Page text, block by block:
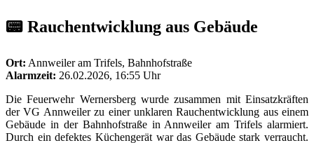
📟 Rauchentwicklung aus Gebäude
Ort: Annweiler am Trifels, Bahnhofstraße
Alarmzeit: 26.02.2026, 16:55 Uhr
Die Feuerwehr Wernersberg wurde zusammen mit Einsatzkräften
der VG Annweiler zu einer unklaren Rauchentwicklung aus einem
Gebäude in der Bahnhofstraße in Annweiler am Trifels alarmiert.
Durch ein defektes Küchengerät war das Gebäude stark verraucht.